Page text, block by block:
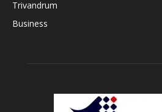
Trivandrum
Business